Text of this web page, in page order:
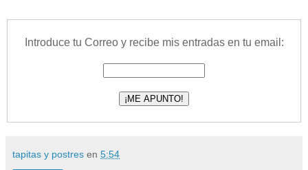
Introduce tu Correo y recibe mis entradas en tu email:
tapitas y postres en 5:54